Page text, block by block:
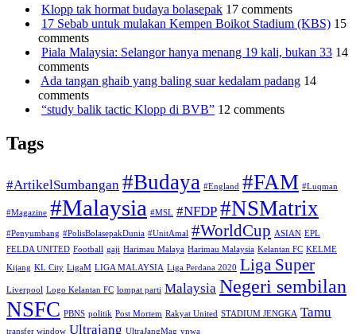
Klopp tak hormat budaya bolasepak 17 comments
17 Sebab untuk mulakan Kempen Boikot Stadium (KBS) 15
comments
Piala Malaysia: Selangor hanya menang 19 kali, bukan 33 14
comments
Ada tangan ghaib yang baling suar kedalam padang 14
comments
“study balik tactic Klopp di BVB” 12 comments
Tags
#ArtikelSumbangan #Budaya #England #FAM #Luqman
#Magazine #Malaysia #MSL #NFDP #NSMatrix
#Penyumbang #PolisBolasepakDunia #UnitAmal #WorldCup ASIAN EPL
FELDA UNITED Football gaji Harimau Malaya Harimau Malaysia Kelantan FC KELME
Kijang KL City LigaM LIGA MALAYSIA Liga Perdana 2020 Liga Super
Liverpool Logo Kelantan FC lompat parti Malaysia Negeri sembilan
NSFC PBNS politik Post Mortem Rakyat United STADIUM JENGKA Tamu
transfer window Ultrajang UltraJangMag ynwa